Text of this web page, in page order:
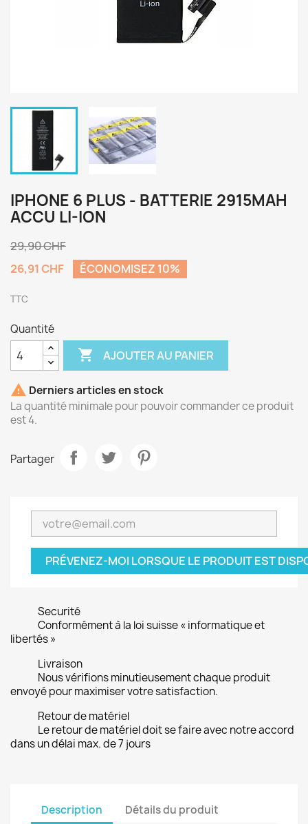
IPHONE 6 PLUS - BATTERIE 2915MAH
ACCU LI-ION
29,90 CHF
26,91 CHF
ÉCONOMISEZ 10%
TTC
Quantité
 AJOUTER AU PANIER
 Derniers articles en stock
La quantité minimale pour pouvoir commander ce produit
est 4.
Partager
PRÉVENEZ-MOI LORSQUE LE PRODUIT EST
Securité
Conformément à la loi suisse « informatique et
libertés »
Livraison
Nous vérifions minutieusement chaque produit
envoyé pour maximiser votre satisfaction.
Retour de matériel
Le retour de matériel doit se faire avec notre accord
dans un délai max. de 7 jours
Description Détails du produit